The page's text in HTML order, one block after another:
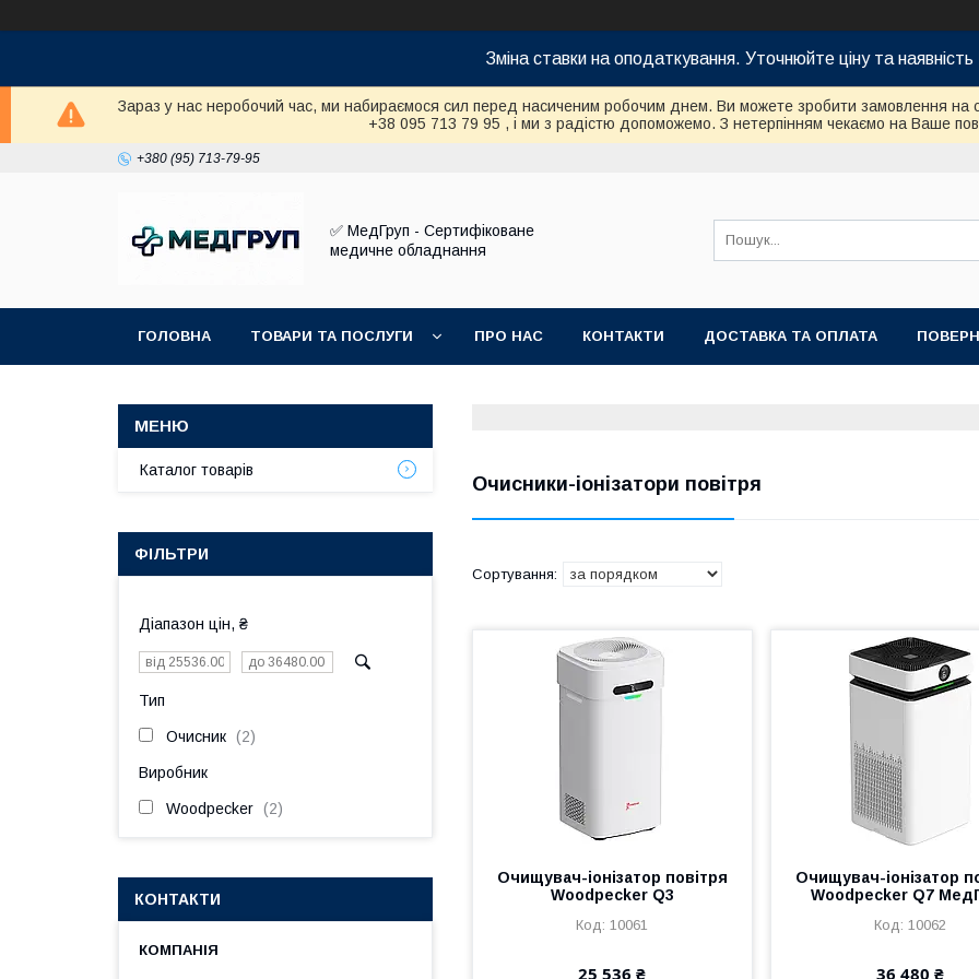
Зміна ставки на оподаткування. Уточнюйте ціну та наявність
Зараз у нас неробочий час, ми набираємося сил перед насиченим робочим днем. Ви можете зробити замовлення на
+38 095 713 79 95 , і ми з радістю допоможемо. З нетерпінням чекаємо на Ваше
+380 (95) 713-79-95
✅ МедГруп - Сертифіковане
медичне обладнання
ГОЛОВНА ТОВАРИ ТА ПОСЛУГИ ПРО НАС КОНТАКТИ ДОСТАВКА ТА ОПЛАТА
Очисники-іонізатори повітря
Очищувач-іонізатор повітря
Woodpecker Q3
10061
25 536 ₴
Очищувач-іонізатор
Woodpecker Q7
10062
36 480 ₴
Каталог товарів
ФІЛЬТРИ
Діапазон цін, ₴
Тип
Очисник 2
Виробник
Woodpecker 2
КОНТАКТИ